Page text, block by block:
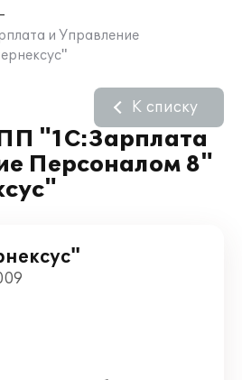
и Управление
"1С:Зарплата
Персоналом 8"
К списку